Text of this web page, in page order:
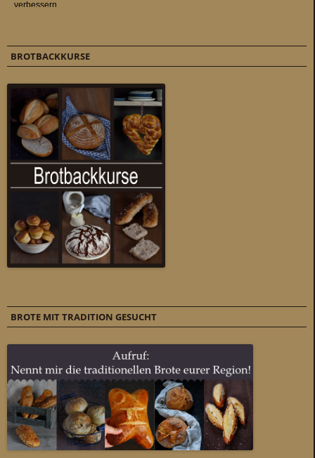
BROTBACKKURSE
BROTE MIT TRADITION GESUCHT